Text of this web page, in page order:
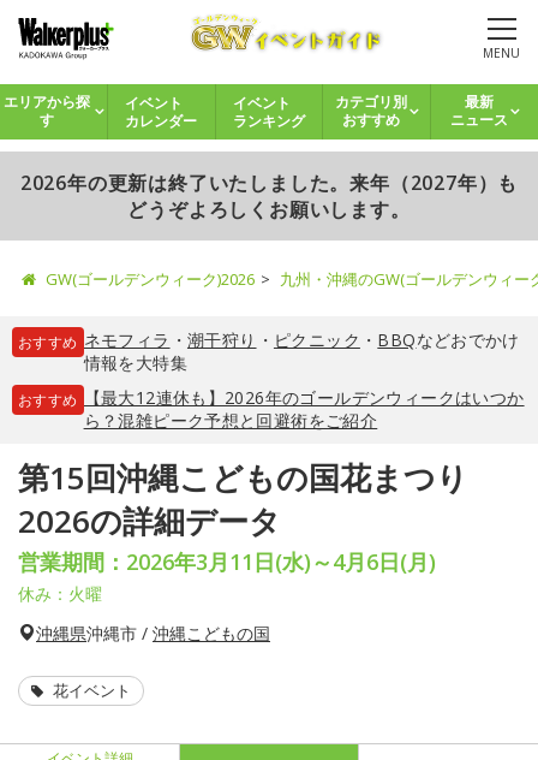
MENU
エリアから探
す
イベント
カレンダー
イベント
ランキング
カテゴリ別
おすすめ
最新
ニュース
2026年の更新は終了いたしました。来年（2027年）も
どうぞよろしくお願いします。
GW(ゴールデンウィーク)2026 九州・沖縄のGW(ゴールデンウィ
おすすめ ネモフィラ ・ 潮干狩り ・ ピクニック ・ BBQなどおでかけ
情報を大特集
おすすめ
【最大12連休も】2026年のゴールデンウィークはいつか
ら？混雑ピーク予想と回避術をご紹介
第15回沖縄こどもの国花まつり
2026の詳細データ
営業期間：2026年3月11日(水)～4月6日(月)
休み：火曜
沖縄県沖縄市 / 沖縄こどもの国
花イベント